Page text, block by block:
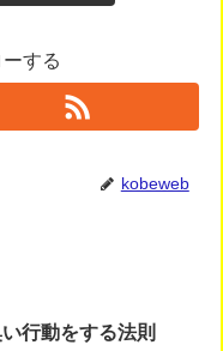
する
kobeweb
行動をする法則